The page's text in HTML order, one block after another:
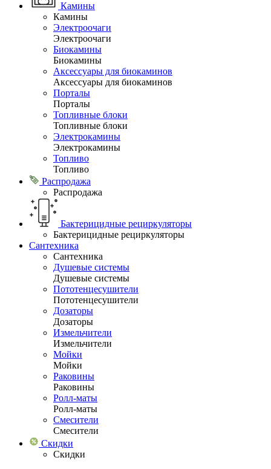
Камины
Камины
Электроочаги
Электроочаги
Биокамины
Биокамины
Аксессуары для биокаминов
Аксессуары для биокаминов
Порталы
Порталы
Топливные блоки
Топливные блоки
Электрокамины
Электрокамины
Топливо
Топливо
Распродажа
Распродажа
Бактерицидные рециркуляторы
Бактерицидные рециркуляторы
Сантехника
Сантехника
Душевые системы
Душевые системы
Пототенцесушители
Пототенцесушители
Дозаторы
Дозаторы
Измельчители
Измельчители
Мойки
Мойки
Раковины
Раковины
Ролл-маты
Ролл-маты
Смесители
Смесители
Скидки
Скидки